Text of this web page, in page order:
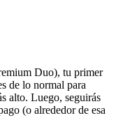
Duo), tu primer
de lo normal para
alto. Luego, seguirás
(o alrededor de esa